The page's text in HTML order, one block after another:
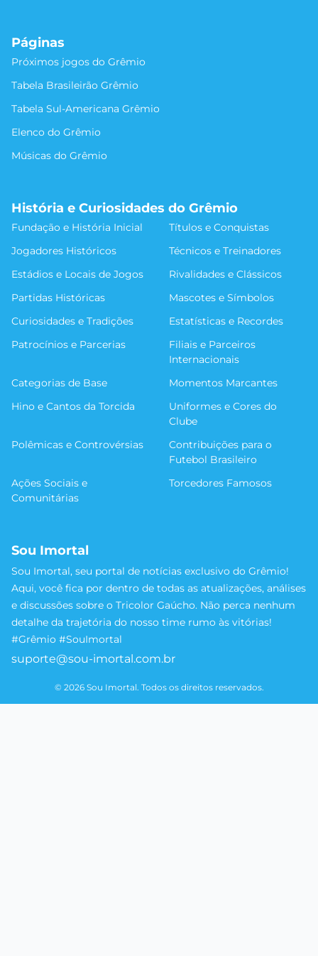
Páginas
Próximos jogos do Grêmio
Tabela Brasileirão Grêmio
Tabela Sul-Americana Grêmio
Elenco do Grêmio
Músicas do Grêmio
História e Curiosidades do Grêmio
Fundação e História Inicial
Títulos e Conquistas
Jogadores Históricos
Técnicos e Treinadores
Estádios e Locais de Jogos
Rivalidades e Clássicos
Partidas Históricas
Mascotes e Símbolos
Curiosidades e Tradições
Estatísticas e Recordes
Patrocínios e Parcerias
Filiais e Parceiros
Internacionais
Categorias de Base
Momentos Marcantes
Hino e Cantos da Torcida
Uniformes e Cores do
Clube
Polêmicas e Controvérsias
Contribuições para o
Futebol Brasileiro
Ações Sociais e
Comunitárias
Torcedores Famosos
Sou Imortal
Sou Imortal, seu portal de notícias exclusivo do Grêmio!
Aqui, você fica por dentro de todas as atualizações, análises
e discussões sobre o Tricolor Gaúcho. Não perca nenhum
detalhe da trajetória do nosso time rumo às vitórias!
#Grêmio #SouImortal
suporte@sou-imortal.com.br
© 2026 Sou Imortal. Todos os direitos reservados.